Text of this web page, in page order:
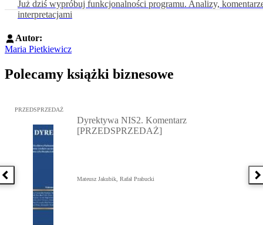
Już dziś wypróbuj funkcjonalności programu. Analizy,
interpretacjami
Autor:
Maria Pietkiewicz
Polecamy książki biznesowe
Poprzednia książka
Przejdź do: Dyrektywa NIS2. Komentarz [PRZEDSPRZEDAŻ],
PRZEDSPRZEDAŻ
Dyrektywa NIS2. Komentarz
[PRZEDSPRZEDAŻ]
Mateusz Jakubik, Rafał Prabucki